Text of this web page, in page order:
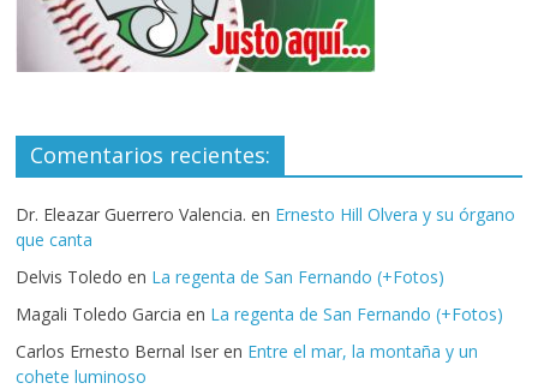
Comentarios recientes:
Dr. Eleazar Guerrero Valencia. en Ernesto Hill Olvera y su órgano
que canta
Delvis Toledo en La regenta de San Fernando (+Fotos)
Magali Toledo Garcia en La regenta de San Fernando (+Fotos)
Carlos Ernesto Bernal Iser en Entre el mar, la montaña y un
cohete luminoso